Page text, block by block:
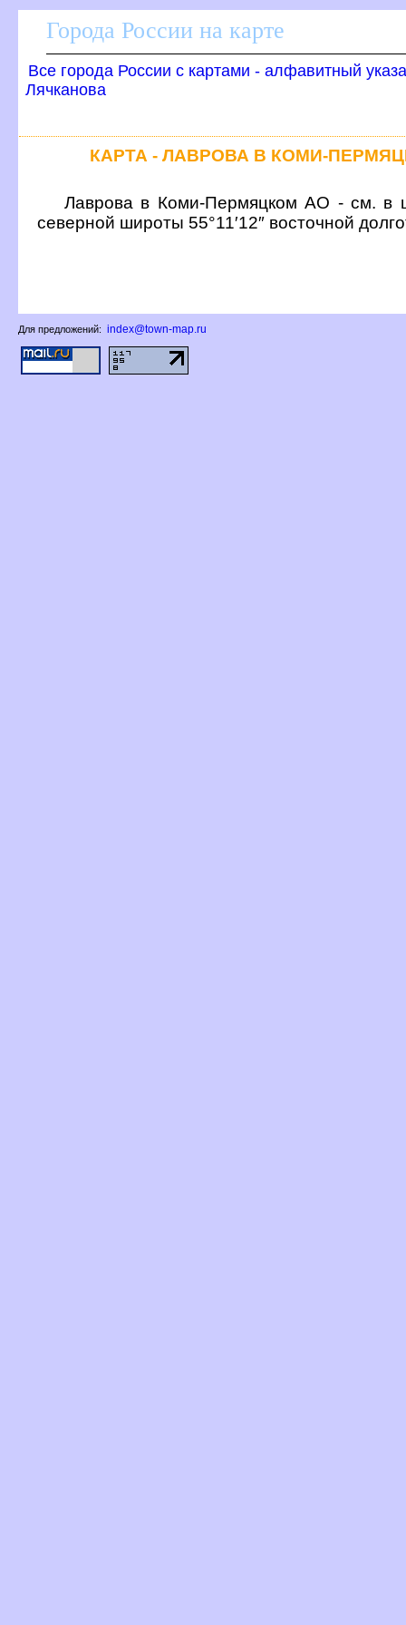
Города России на карте
се города России с картами - алфавитный
Лячканова
КАРТА - ЛАВРОВА В КОМИ-
Лаврова в Коми-Пермяцком АО - см. в
северной широты 55°11′12″ восточной
Для предложений: index@town-map.ru